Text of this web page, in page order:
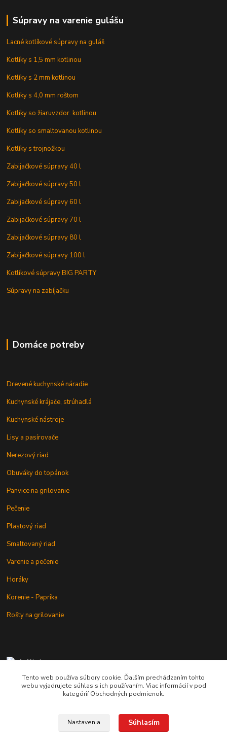
Súpravy na varenie gulášu
Lacné kotlíkové súpravy na guláš
Kotlíky s 1,5 mm kotlinou
Kotlíky s 2 mm kotlinou
Kotlíky s 4,0 mm roštom
Kotlíky so žiaruvzdor. kotlinou
Kotlíky so smaltovanou kotlinou
Kotlíky s trojnožkou
Zabijačkové súpravy 40 l
Zabijačkové súpravy 50 l
Zabijačkové súpravy 60 l
Zabijačkové súpravy 70 l
Zabijačkové súpravy 80 l
Zabijačkové súpravy 100 l
Kotlíkové súpravy BIG PARTY
Súpravy na zabíjačku
Domáce potreby
Drevené kuchynské náradie
Kuchynské krájače, strúhadlá
Kuchynské nástroje
Lisy a pasírovače
Nerezový riad
Obuváky do topánok
Panvice na grilovanie
Pečenie
Plastový riad
Smaltovaný riad
Varenie a pečenie
Horáky
Korenie - Paprika
Rošty na grilovanie
+421 902 212 007
od 8:00 - do 16:00 hod
Tento web používa súbory cookie. Ďalším prechádzaním tohto
webu vyjadrujete súhlas s ich používaním. Viac informácií v pod
kategórií Obchodných podmienok.
Nastavenia Súhlasím